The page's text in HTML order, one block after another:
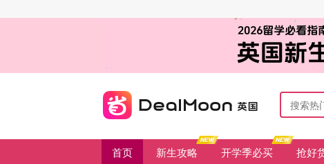
首页 新生攻略 开学季必买 抢好